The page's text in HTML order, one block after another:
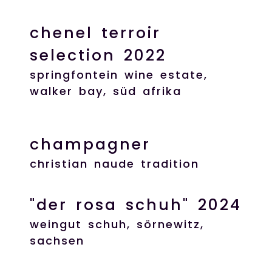
chenel terroir
selection 2022
springfontein wine estate,
walker bay, süd afrika
champagner
christian naude tradition
"der rosa schuh" 2024
weingut schuh, sörnewitz,
sachsen